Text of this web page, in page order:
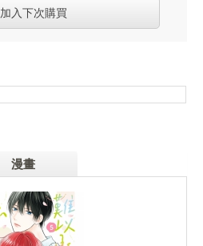
加入下次購買
漫畫